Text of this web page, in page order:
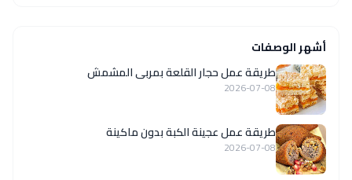
أشهر الوصفات
طريقة عمل حجار القلعة بمربى المشمش
2026-07-08
طريقة عمل عجينة الكبة بدون ماكينة
2026-07-08